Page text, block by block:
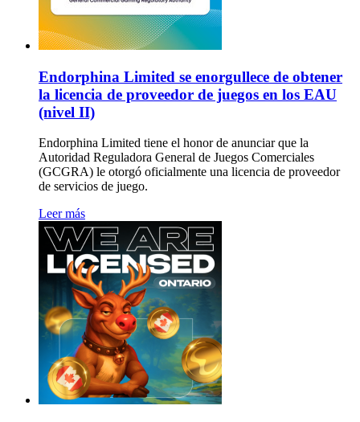
Endorphina Limited se enorgullece de obtener
la licencia de proveedor de juegos en los EAU
(nivel II)
Endorphina Limited tiene el honor de anunciar que la
Autoridad Reguladora General de Juegos Comerciales
(GCGRA) le otorgó oficialmente una licencia de proveedor
de servicios de juego.
Leer más